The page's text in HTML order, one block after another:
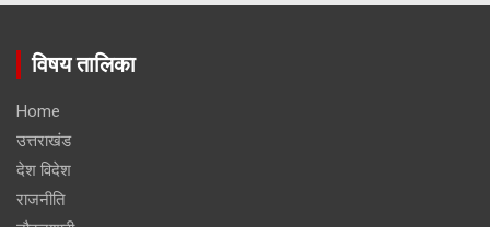
विषय तालिका
Home
उत्तराखंड
देश विदेश
राजनीति